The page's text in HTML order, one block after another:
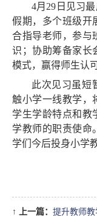
4月29日见习
假期，多个班级开
合指导老师，参与
识；协助筹备家长
模式，赢得师生认可
此次见习虽短
触小学一线教学，
学生学龄特点和教
学教师的职责使命
学们今后投身小学
↑ 上一篇： 提升教师